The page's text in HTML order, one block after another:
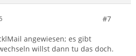
#7
angewiesen; es gibt
willst dann tu das doch.